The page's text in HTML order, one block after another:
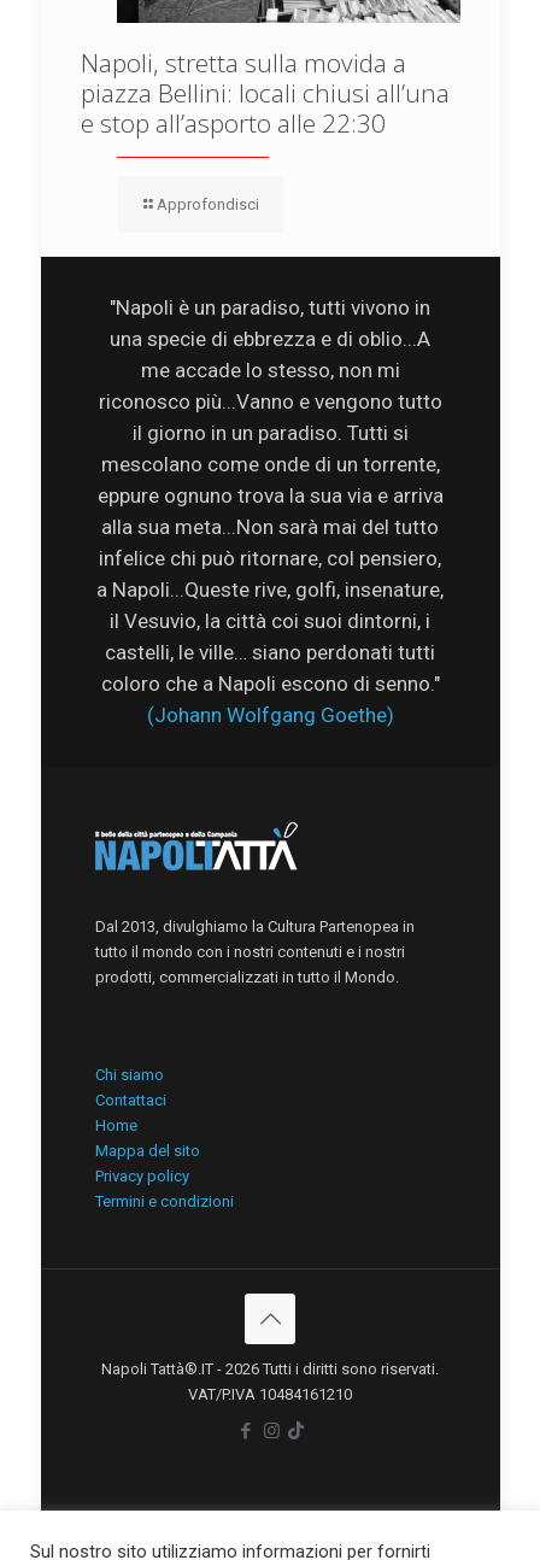
Napoli, stretta sulla movida a
piazza Bellini: locali chiusi all’una
e stop all’asporto alle 22:30
Approfondisci
"Napoli è un paradiso, tutti vivono in
una specie di ebbrezza e di oblio...A
me accade lo stesso, non mi
riconosco più...Vanno e vengono tutto
il giorno in un paradiso. Tutti si
mescolano come onde di un torrente,
eppure ognuno trova la sua via e arriva
alla sua meta...Non sarà mai del tutto
infelice chi può ritornare, col pensiero,
a Napoli...Queste rive, golfi, insenature,
il Vesuvio, la città coi suoi dintorni, i
castelli, le ville… siano perdonati tutti
coloro che a Napoli escono di senno."
(Johann Wolfgang Goethe)
Dal 2013, divulghiamo la Cultura Partenopea in
tutto il mondo con i nostri contenuti e i nostri
prodotti, commercializzati in tutto il Mondo.
Chi siamo
Contattaci
Home
Mappa del sito
Privacy policy
Termini e condizioni
Napoli Tattà®.IT - 2026 Tutti i diritti sono riservati.
VAT/P.IVA 10484161210
Sul nostro sito utilizziamo informazioni per fornirti